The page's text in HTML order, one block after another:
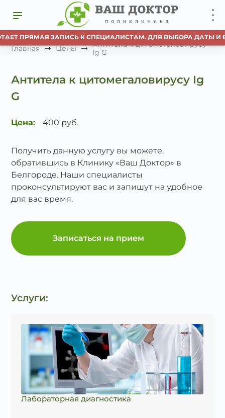
ПРЯМАЯ ЗАПИСЬ К СПЕЦИАЛИСТАМ. ДЛЯ ВЫБОРА ДАТЫ И
Главная Цены
Антитела к цитомегаловирусу
Ig G
Антитела к цитомегаловирусу Ig
G
Цена: 400 руб.
Получить данную услугу вы можете,
обратившись в Клинику «Ваш Доктор» в
Белгороде. Наши специалисты
проконсультируют вас и запишут на удобное
для вас время.
Записаться на прием
Услуги:
Лабораторная диагностика